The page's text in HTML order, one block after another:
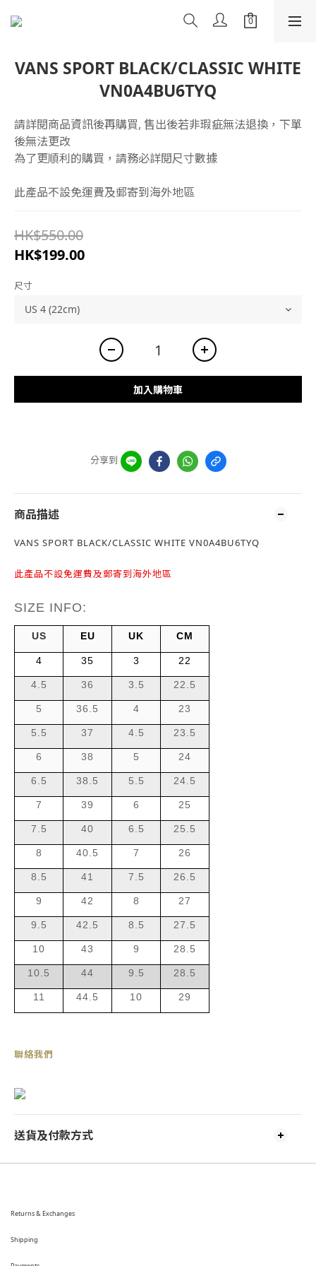
VANS SPORT BLACK/CLASSIC WHITE
VN0A4BU6TYQ
請詳閱商品資訊後再購買, 售出後若非瑕疵無法退換，下單
後無法更改
為了更順利的購買，請務必詳閱尺寸數據
此產品不設免運費及郵寄到海外地區
HK$550.00
HK$199.00
尺寸
加入購物車
分享到
商品描述
VANS SPORT BLACK/CLASSIC WHITE VN0A4BU6TYQ
此產品不設免運費及郵寄到海外地區
SIZE INFO:
US EU UK CM
4 35 3 22
4.5 36 3.5 22.5
5 36.5 4 23
5.5 37 4.5 23.5
6 38 5 24
6.5 38.5 5.5 24.5
7 39 6 25
7.5 40 6.5 25.5
8 40.5 7 26
8.5 41 7.5 26.5
9 42 8 27
9.5 42.5 8.5 27.5
10 43 9 28.5
10.5 44 9.5 28.5
11 44.5 10 29
聯絡我們
送貨及付款方式
Returns & Exchanges
Shipping